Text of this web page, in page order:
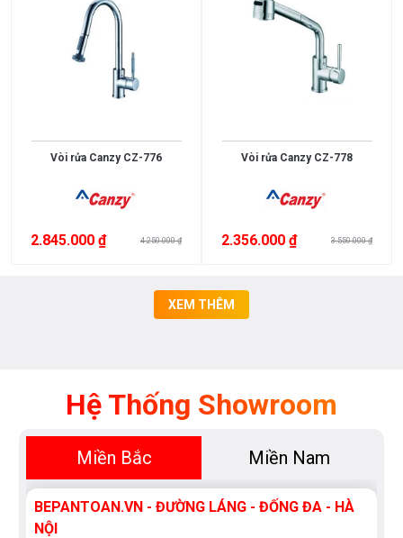
Vòi rửa Canzy CZ-776
2.845.000 ₫ 4.250.000 ₫
Vòi rửa Canzy CZ-778
2.356.000 ₫ 3.550.000 ₫
XEM THÊM
Hệ Thống Showroom
Miền Bắc Miền Nam
BEPANTOAN.VN - ĐƯỜNG LÁNG - ĐỐNG ĐA - HÀ
NỘI